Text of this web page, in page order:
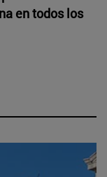
en todos los